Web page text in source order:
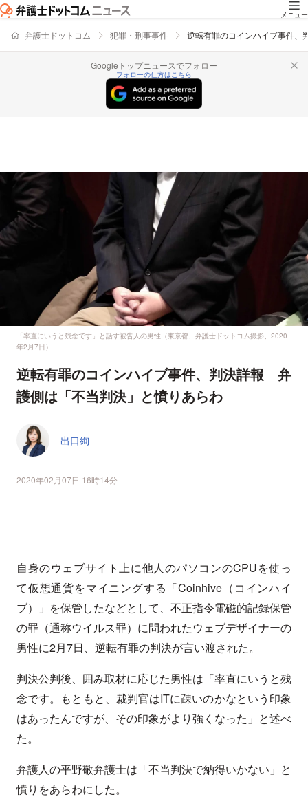
メニュー
弁護士ドットコム 犯罪・刑事事件 逆転有罪のコインハイブ事件
Googleトップニュースでフォロー
フォローの仕方はこちら
「率直にいうと残念です」と話す被告人の男性（東京都、弁護士ドットコム撮影、2020
年2月7日）
逆転有罪のコインハイブ事件、判決詳報 弁
護側は「不当判決」と憤りあらわ
出口絢
2020年02月07日 16時14分
自身のウェブサイト上に他人のパソコンのCPUを使っ
て仮想通貨をマイニングする「Coinhive（コインハイ
ブ）」を保管したなどとして、不正指令電磁的記録保管
の罪（通称ウイルス罪）に問われたウェブデザイナーの
男性に2月7日、逆転有罪の判決が言い渡された。
判決公判後、囲み取材に応じた男性は「率直にいうと残
念です。もともと、裁判官はITに疎いのかなという印象
はあったんですが、その印象がより強くなった」と述べ
た。
弁護人の平野敬弁護士は「不当判決で納得いかない」と
憤りをあらわにした。